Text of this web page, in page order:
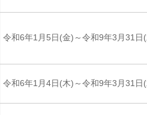
令和6年1月5日(金)～令和9年3月31日
令和6年1月4日(木)～令和9年3月31日